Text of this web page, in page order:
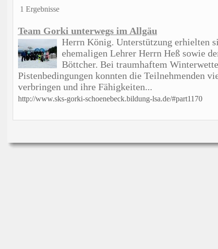
1 Ergebnisse
Team Gorki unterwegs im Allgäu
Herrn König. Unterstützung erhielten
ehemaligen Lehrer Herrn Heß sowie
Böttcher. Bei traumhaftem
Pistenbedingungen konnten die Teilnehmenden
verbringen und ihre Fähigkeiten...
http://www.sks-gorki-schoenebeck.bildung-lsa.de/#part1170